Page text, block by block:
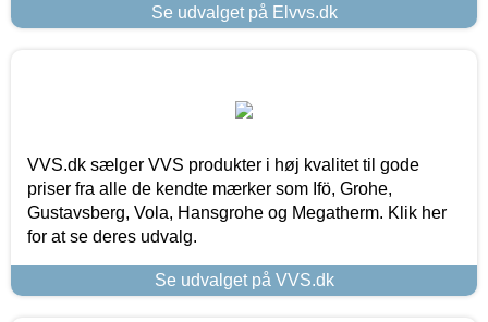
Se udvalget på Elvvs.dk
VVS.dk sælger VVS produkter i høj kvalitet til gode
priser fra alle de kendte mærker som Ifö, Grohe,
Gustavsberg, Vola, Hansgrohe og Megatherm. Klik her
for at se deres udvalg.
Se udvalget på VVS.dk